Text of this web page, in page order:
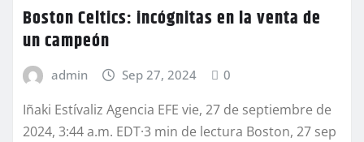
Boston Celtics: incógnitas en la venta de
un campeón
admin Sep 27, 2024 0
Iñaki Estívaliz Agencia EFE vie, 27 de septiembre de
2024, 3:44 a.m. EDT·3 min de lectura Boston, 27 sep